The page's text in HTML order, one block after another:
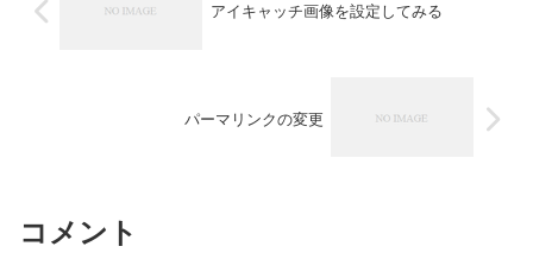
アイキャッチ画像を設定してみる
パーマリンクの変更
コメント